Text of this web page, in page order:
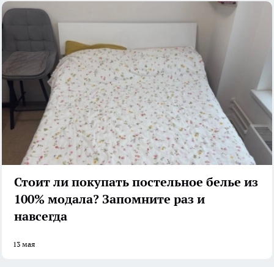
Стоит ли покупать постельное белье из
100% модала? Запомните раз и
навсегда
13 мая